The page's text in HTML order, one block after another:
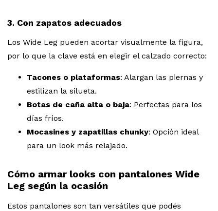
3. Con zapatos adecuados
Los Wide Leg pueden acortar visualmente la figura,
por lo que la clave está en elegir el calzado correcto:
Tacones o plataformas: Alargan las piernas y
estilizan la silueta.
Botas de caña alta o baja: Perfectas para los
días fríos.
Mocasines y zapatillas chunky: Opción ideal
para un look más relajado.
Cómo armar looks con pantalones Wide
Leg según la ocasión
Estos pantalones son tan versátiles que podés